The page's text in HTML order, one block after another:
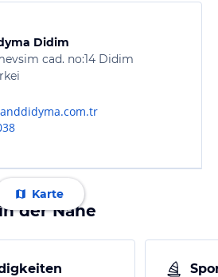
Didim
cad. no:14 Didim
Karte
der Nähe